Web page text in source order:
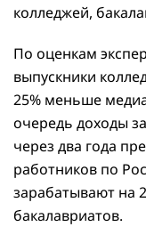
колледжей,
По оценкам
выпускники
25% меньше
очередь доходы
через два года
работников по
зарабатывают на
бакалавриатов.